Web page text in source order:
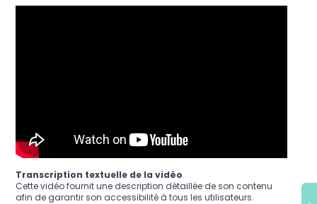
Transcription textuelle de la vidéo
Cette vidéo fournit une description détaillée de son contenu
afin de garantir son accessibilité à tous les utilisateurs.